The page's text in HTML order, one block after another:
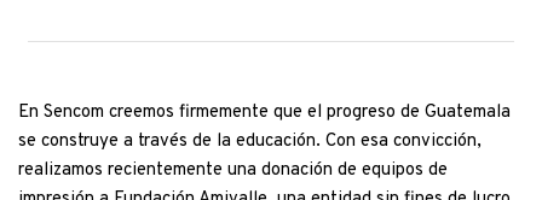
En Sencom creemos firmemente que el progreso de Guatemala
se construye a través de la educación. Con esa convicción,
realizamos recientemente una donación de equipos de